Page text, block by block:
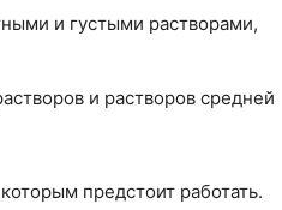
и густыми растворами,
и растворов средней
предстоит работать.